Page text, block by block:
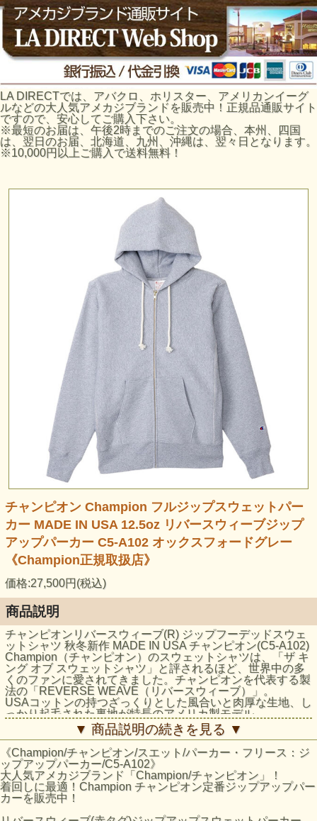
LA DIRECTでは、アバクロ、ホリスター、アメリカンイーグ
ルなどの大人気アメカジブランドを販売中！正規品通販サイト
ですので、安心してご購入下さい。
※最短のお届は、午後2時までのご注文の場合、本州、四国
は、翌日のお届、北海道、九州、沖縄は、翌々日となります。
※10,000円以上ご購入で送料無料！
チャンピオン Champion フルジップスウェットパー
カー MADE IN USA 12.5oz リバースウィーブジップ
アップパーカー C5-A102 オックスフォードグレー
《Champion正規取扱店》
価格:27,500円(税込)
商品説明
チャンピオンリバースウィーブ(R) ジップフーデッドスウェ
ットシャツ 秋冬新作 MADE IN USA チャンピオン(C5-A102)
Champion（チャンピオン）のスウェットシャツは、「ザ キ
ング オブ スウェットシャツ」と評されるほど、世界中の多
くのファンに愛されてきました。チャンピオンを代表する製
法の「REVERSE WEAVE（リバースウィーブ）」。
USAコットンの持つざっくりとした風合いと肉厚な生地、し
っかり起毛された裏地が特長のアメリカ製モデル
「REVERSE WEAVE 12.5oz. Terry Fleece（リバースウィー
ブ 12.5オンス テリーフリース）」シリーズのジップフーデ
ッドスウェットシャツです。本来は縦方向に使われる生地を
横方向に使用する「REVERSE WEAVE」製法によって縦の
生地の縮みを防ぐと同時に、両脇に「EXPANSION
GUSSET（エクスパンションガゼット）」を付けることで
横の縮みへの影響を少なくし、動きやすさに配慮していま
す。襟ネームのタグには1970年代モデルの「赤単タグ」
（赤単色タグ）を採用。
▼ 商品説明の続きを見る ▼
《Champion/チャンピオン/スエット/パーカー・フリース：ジ
ップアップパーカー/C5-A102》
大人気アメカジブランド「Champion/チャンピオン」！
着回しに最適！Champion チャンピオン定番ジップアップパー
カーを販売中！